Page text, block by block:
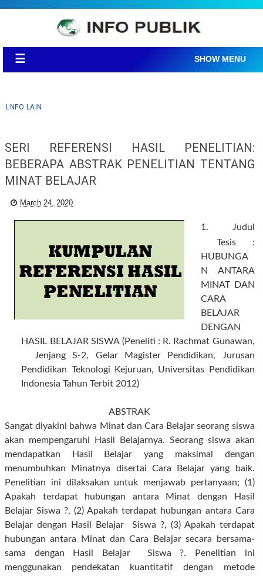
☰ SHOW MENU
LNFO LAIN
SERI REFERENSI HASIL PENELITIAN:
BEBERAPA ABSTRAK PENELITIAN TENTANG
MINAT BELAJAR
March 24, 2020
1.
Judul
Tesis :
HUBUNGA
N ANTARA
MINAT DAN
CARA
BELAJAR
DENGAN
HASIL BELAJAR SISWA(Peneliti : R. Rachmat Gunawan,
Jenjang S-2, Gelar Magister Pendidikan, Jurusan
Pendidikan Teknologi Kejuruan, Universitas Pendidikan
Indonesia Tahun Terbit 2012)
ABSTRAK
Sangat diyakini bahwa Minat dan Cara Belajar seorang siswa
akan mempengaruhi Hasil Belajarnya. Seorang siswa akan
mendapatkan Hasil Belajar yang maksimal dengan
menumbuhkan Minatnya disertai Cara Belajar yang baik.
Penelitian ini dilaksakan untuk menjawab pertanyaan; (1)
Apakah terdapat hubungan antara Minat dengan Hasil
Belajar Siswa ?, (2) Apakah terdapat hubungan antara Cara
Belajar dengan Hasil Belajar Siswa ?, (3) Apakah terdapat
hubungan antara Minat dan Cara Belajar secara bersama-
sama dengan Hasil Belajar Siswa ?. Penelitian ini
menggunakan pendekatan kuantitatif dengan metode